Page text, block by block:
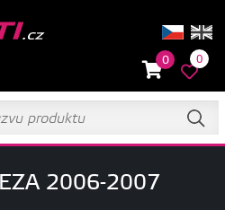
0 0
2006-2007